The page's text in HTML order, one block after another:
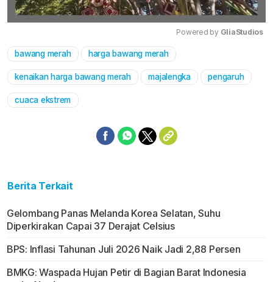
Powered by GliaStudios
bawang merah harga bawang merah
kenaikan harga bawang merah majalengka pengaruh
cuaca ekstrem
Berita Terkait
Gelombang Panas Melanda Korea Selatan, Suhu
Diperkirakan Capai 37 Derajat Celsius
BPS: Inflasi Tahunan Juli 2026 Naik Jadi 2,88 Persen
BMKG: Waspada Hujan Petir di Bagian Barat Indonesia